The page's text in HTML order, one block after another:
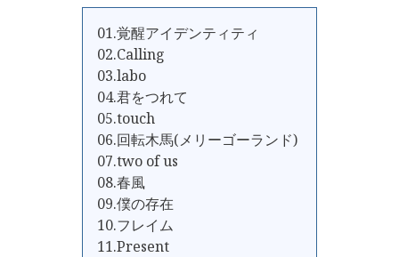
01.覚醒アイデンティティ
02.Calling
03.labo
04.君をつれて
05.touch
06.回転木馬(メリーゴーランド)
07.two of us
08.春風
09.僕の存在
10.フレイム
11.Present